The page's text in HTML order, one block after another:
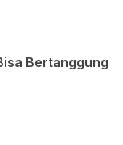
Bertanggung